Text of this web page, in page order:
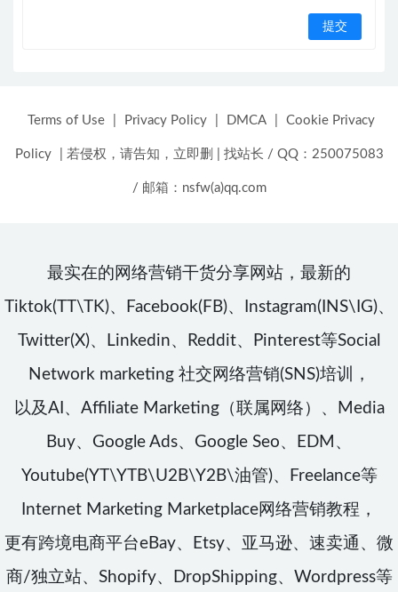
Terms of Use Privacy Policy DMCA Cookie Privacy
Policy 若侵权，请告知，立即删 找站长 / QQ：250075083
/ 邮箱：nsfw(a)qq.com
最实在的网络营销干货分享网站，最新的
Tiktok(TT\TK)、Facebook(FB)、Instagram(INS\IG)、
Twitter(X)、Linkedin、Reddit、Pinterest等Social
Network marketing 社交网络营销(SNS)培训，
以及AI、Affiliate Marketing（联属网络）、Media
Buy、Google Ads、Google Seo、EDM、
Youtube(YT\YTB\U2B\Y2B\油管)、Freelance等
Internet Marketing Marketplace网络营销教程，
更有跨境电商平台eBay、Etsy、亚马逊、速卖通、微
商/独立站、Shopify、DropShipping、Wordpress等